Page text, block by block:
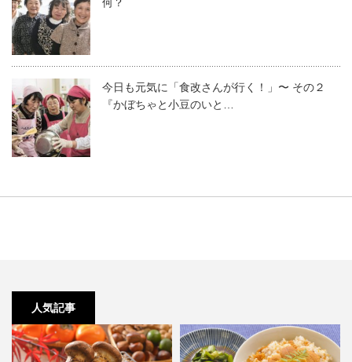
今日も元気に「食改さんが行く！」〜 その２
『かぼちゃと小豆のいと…
人気記事